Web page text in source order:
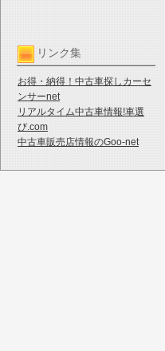
リンク集
お得・納得！中古車探しカーセ
ンサーnet
リアルタイム中古車情報!車選
び.com
中古車販売店情報のGoo-net